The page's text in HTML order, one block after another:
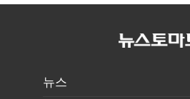
여 내부선
리모델링' 제안
뉴스